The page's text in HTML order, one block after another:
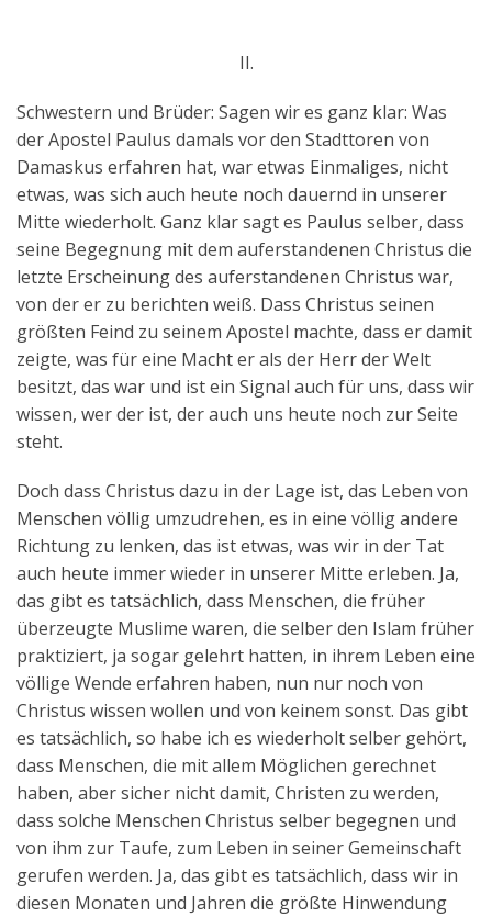
II.
Schwestern und Brüder: Sagen wir es ganz klar: Was
der Apostel Paulus damals vor den Stadttoren von
Damaskus erfahren hat, war etwas Einmaliges, nicht
etwas, was sich auch heute noch dauernd in unserer
Mitte wiederholt. Ganz klar sagt es Paulus selber, dass
seine Begegnung mit dem auferstandenen Christus die
letzte Erscheinung des auferstandenen Christus war,
von der er zu berichten weiß. Dass Christus seinen
größten Feind zu seinem Apostel machte, dass er damit
zeigte, was für eine Macht er als der Herr der Welt
besitzt, das war und ist ein Signal auch für uns, dass wir
wissen, wer der ist, der auch uns heute noch zur Seite
steht.
Doch dass Christus dazu in der Lage ist, das Leben von
Menschen völlig umzudrehen, es in eine völlig andere
Richtung zu lenken, das ist etwas, was wir in der Tat
auch heute immer wieder in unserer Mitte erleben. Ja,
das gibt es tatsächlich, dass Menschen, die früher
überzeugte Muslime waren, die selber den Islam früher
praktiziert, ja sogar gelehrt hatten, in ihrem Leben eine
völlige Wende erfahren haben, nun nur noch von
Christus wissen wollen und von keinem sonst. Das gibt
es tatsächlich, so habe ich es wiederholt selber gehört,
dass Menschen, die mit allem Möglichen gerechnet
haben, aber sicher nicht damit, Christen zu werden,
dass solche Menschen Christus selber begegnen und
von ihm zur Taufe, zum Leben in seiner Gemeinschaft
gerufen werden. Ja, das gibt es tatsächlich, dass wir in
diesen Monaten und Jahren die größte Hinwendung